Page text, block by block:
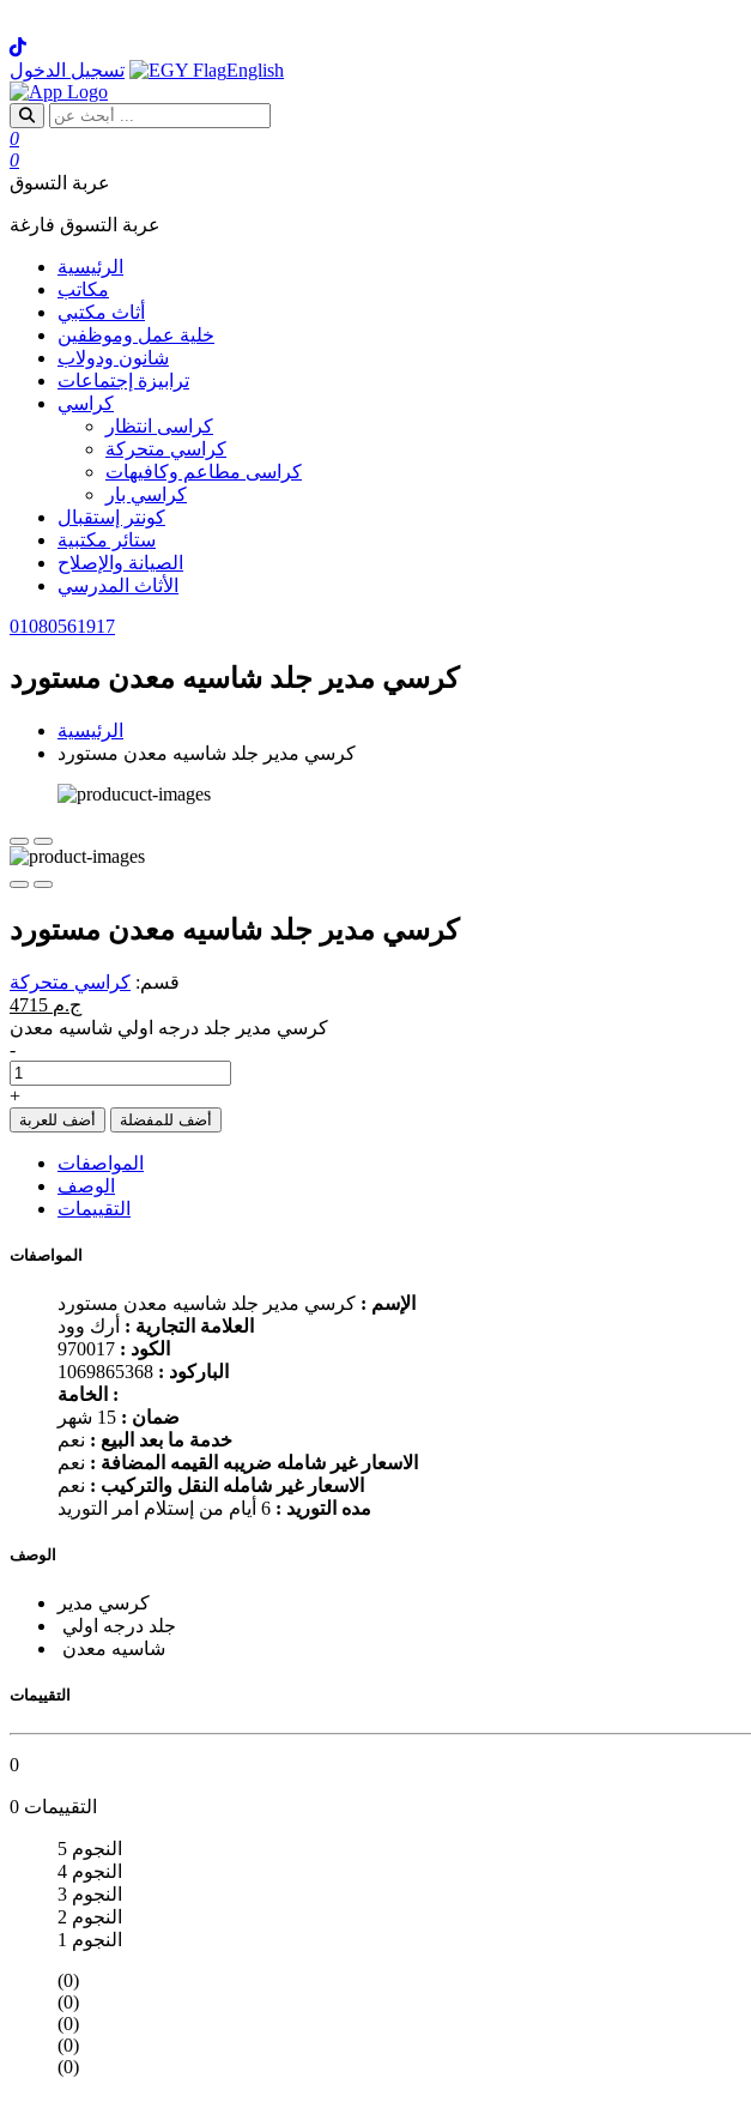
تسجيل الدخول English
0
0
عربة التسوق
عربة التسوق فارغة
الرئيسية
مكاتب
أثاث مكتبي
خلية عمل وموظفين
شانون ودولاب
ترابيزة إجتماعات
كراسي
كراسى انتظار
كراسي متحركة
كراسى مطاعم وكافيهات
كراسي بار
كونتر إستقبال
ستائر مكتبية
الصيانة والإصلاح
الأثاث المدرسي
01080561917
كرسي مدير جلد شاسيه معدن مستورد
الرئيسية
كرسي مدير جلد شاسيه معدن مستورد
كرسي مدير جلد شاسيه معدن مستورد
قسم: كراسي متحركة
4715 ج.م
كرسي مدير جلد درجه اولي شاسيه معدن
-
+
أضف للعربة أضف للمفضلة
المواصفات
الوصف
التقييمات
المواصفات
الإسم : كرسي مدير جلد شاسيه معدن مستورد
العلامة التجارية : أرك وود
الكود : 970017
الباركود : 1069865368
الخامة :
ضمان : 15 شهر
خدمة ما بعد البيع : نعم
الاسعار غير شامله ضريبه القيمه المضافة : نعم
الاسعار غير شامله النقل والتركيب : نعم
مده التوريد : 6 أيام من إستلام امر التوريد
الوصف
كرسي مدير
جلد درجه اولي
شاسيه معدن
التقييمات
0
0 التقييمات
5 النجوم
4 النجوم
3 النجوم
2 النجوم
1 النجوم
(0)
(0)
(0)
(0)
(0)